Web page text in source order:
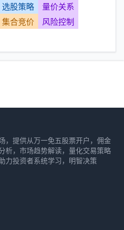
选股策略
量价关系
集合竞价
风险控制
，提供从万一免五股票开户，佣金
析，市场趋势解读，量化交易策略
力投资者系统学习，明智决策